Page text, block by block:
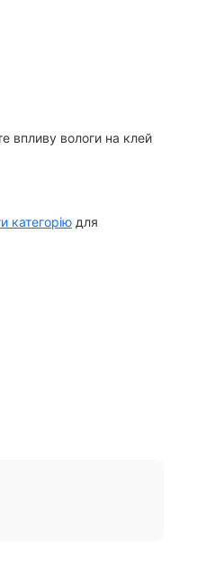
впливу вологи на клей
категорію для